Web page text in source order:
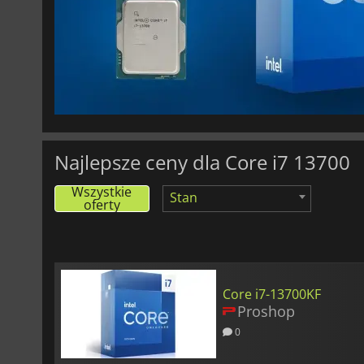
Najlepsze ceny dla Core i7 13700
Wszystkie
oferty Stan
Core i7-13700KF
Proshop
0